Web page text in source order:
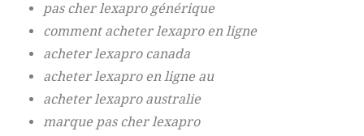
pas cher lexapro générique
comment acheter lexapro en ligne
acheter lexapro canada
acheter lexapro en ligne au
acheter lexapro australie
marque pas cher lexapro